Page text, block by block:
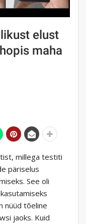
elust
maha
millega testiti
päriselus
See oli
nüüd tõeline
jaoks. Kuid